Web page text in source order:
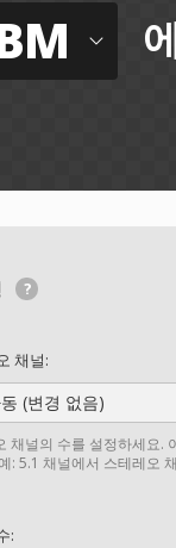
채널:
(변경 없음)
채널의 수를 설정하세요.
: 5.1 채널에서 스테레오
: